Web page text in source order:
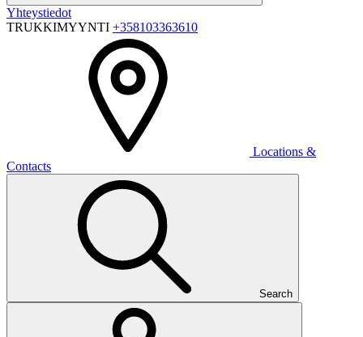
Yhteystiedot
TRUKKIMYYNTI +358103363610
Locations &
Contacts
Search